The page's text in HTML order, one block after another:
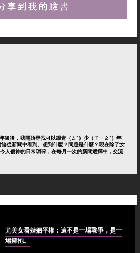
級後，我開始尋找可以跟青（ㄙˇ）少（ㄒㄧㄠˇ）年
論從新聞中看到、想到什麼？問題是什麼？現在除了女
人傷神的日常瑣碎，在每月一次的新聞選擇中，交流
尤美女看婚姻平權：這不是一場戰爭，是一
場擁抱。